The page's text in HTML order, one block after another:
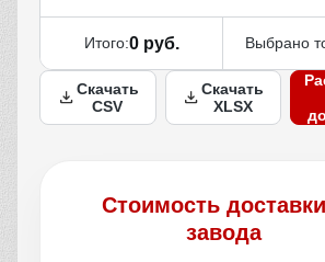
Итого:0 руб. Выбрано
Скачать
CSV
Скачать
XLSX
Стоимость
завода